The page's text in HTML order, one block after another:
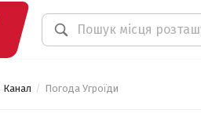
Канал Погода Угроїди